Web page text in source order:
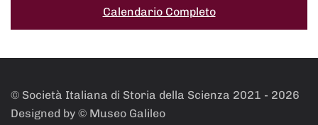
Calendario Completo
© Società Italiana di Storia della Scienza 2021 - 2026
Designed by © Museo Galileo